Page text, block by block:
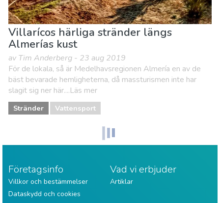
Villarícos härliga stränder längs
Almerías kust
av Tim Anderberg - 23 aug 2019
För de lokala, så är Medelhavsregionen Almería en av de
bäst bevarade hemligheterna, då massturismen inte har
slagit sig ner här....Läs mer
Stränder Vattensport
Företagsinfo
Villkor och bestämmelser
Dataskydd och cookies
Vad vi erbjuder
Artiklar